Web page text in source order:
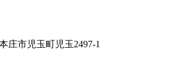
庄市児玉町児玉2497-1